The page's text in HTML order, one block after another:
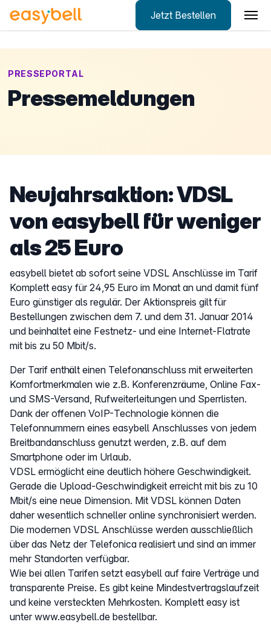
Jetzt Bestellen
PRESSEPORTAL
Pressemeldungen
Neujahrsaktion: VDSL
von easybell für weniger
als 25 Euro
easybell bietet ab sofort seine VDSL Anschlüsse im Tarif
Komplett easy für 24,95 Euro im Monat an und damit fünf
Euro günstiger als regulär. Der Aktionspreis gilt für
Bestellungen zwischen dem 7. und dem 31. Januar 2014
und beinhaltet eine Festnetz- und eine Internet-Flatrate
mit bis zu 50 Mbit/s.
Der Tarif enthält einen Telefonanschluss mit erweiterten
Komfortmerkmalen wie z.B. Konferenzräume, Online Fax-
und SMS-Versand, Rufweiterleitungen und Sperrlisten.
Dank der offenen VoIP-Technologie können die
Telefonnummern eines easybell Anschlusses von jedem
Breitbandanschluss genutzt werden, z.B. auf dem
Smartphone oder im Urlaub.
VDSL ermöglicht eine deutlich höhere Geschwindigkeit.
Gerade die Upload-Geschwindigkeit erreicht mit bis zu 10
Mbit/s eine neue Dimension. Mit VDSL können Daten
daher wesentlich schneller online synchronisiert werden.
Die modernen VDSL Anschlüsse werden ausschließlich
über das Netz der Telefonica realisiert und sind an immer
mehr Standorten verfügbar.
Wie bei allen Tarifen setzt easybell auf faire Verträge und
transparente Preise. Es gibt keine Mindestvertragslaufzeit
und keine versteckten Mehrkosten. Komplett easy ist
unter www.easybell.de bestellbar.